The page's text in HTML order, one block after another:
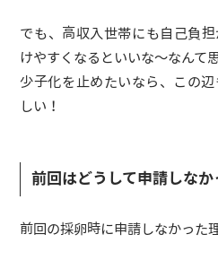
でも、高収入世帯にも自己負
けやすくなるといいな〜なんて
少子化を止めたいなら、この
しい！
前回はどうして申請しなか
前回の採卵時に申請しなかった